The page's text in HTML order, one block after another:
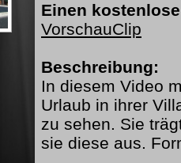
Einen
VorschauClip
Beschreibung:
In diesem Video
Urlaub in ihrer
zu sehen. Sie
sie diese aus.